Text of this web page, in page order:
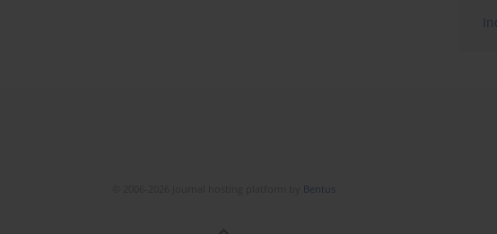
Bentus